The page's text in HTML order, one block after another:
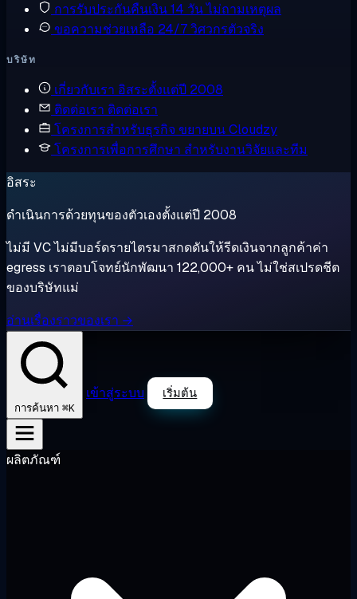
การรับประกันคืนเงิน14 วัน ไม่ถามเหตุผล
ขอความช่วยเหลือ 24/7 วิศวกรตัวจริง
บริษัท
เกี่ยวกับเรา อิสระตั้งแต่ปี 2008
ติดต่อเรา ติดต่อเรา
โครงการสำหรับธุรกิจ ขยายบน Cloudzy
โครงการเพื่อการศึกษา สำหรับงานวิจัยและทีม
อิสระ
ดำเนินการด้วยทุนของตัวเองตั้งแต่ปี 2008
ไม่มี VC ไม่มีบอร์ดรายไตรมาสกดดันให้รีดเงินจากลูกค้าค่า
egress เราตอบโจทย์นักพัฒนา 122,000+ คน ไม่ใช่สเปรดชีต
ของบริษัทแม่
อ่านเรื่องราวของเรา →
การค้นหา ⌘K
เข้าสู่ระบบ เริ่มต้น
ผลิตภัณฑ์